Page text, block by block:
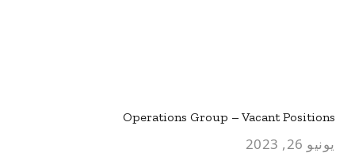
Operations Group – Vacant Positions
يونيو 26, 2023